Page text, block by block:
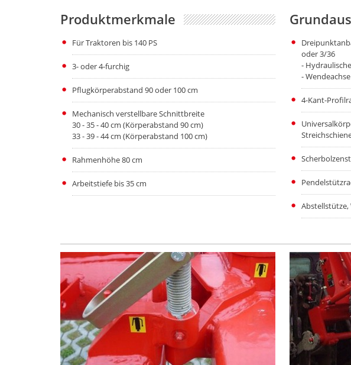
Produktmerkmale
Für Traktoren bis 140 PS
3- oder 4-furchig
Pflugkörperabstand 90 oder 100 cm
Mechanisch verstellbare Schnittbreite
30 - 35 - 40 cm (Körperabstand 90 cm)
33 - 39 - 44 cm (Körperabstand 100 cm)
Rahmenhöhe 80 cm
Arbeitstiefe bis 35 cm
oder 3/36
-
-
4-Kant-
Abstellstütze,